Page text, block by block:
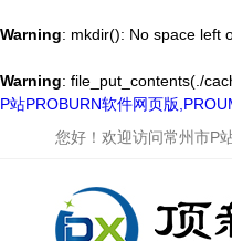
Warning: mkdir(): No space left
Warning: file_put_contents(./
P站PROBURN软件网页版
您好！欢迎访问常州市P